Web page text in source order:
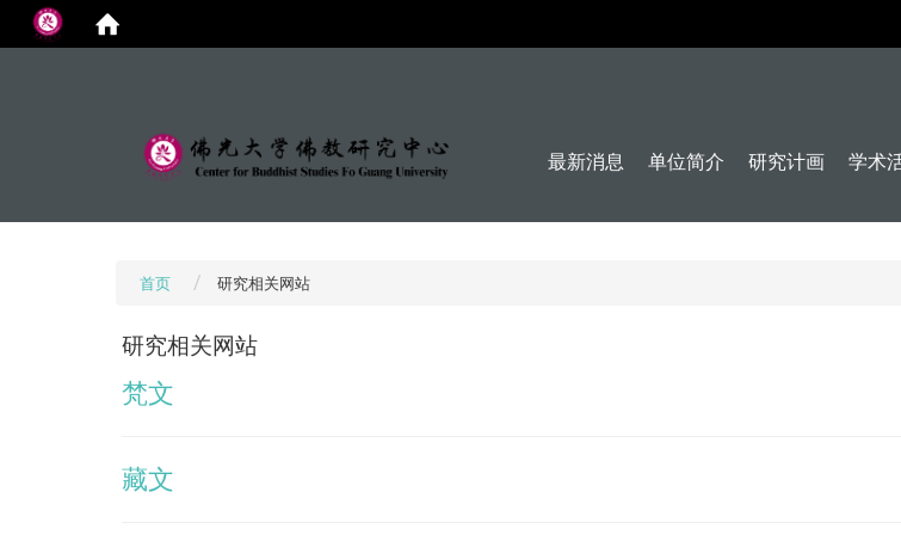
最新消息
单位简介 研究计画 学术
首页 研究相关网站
研究相关网站
梵文
藏文